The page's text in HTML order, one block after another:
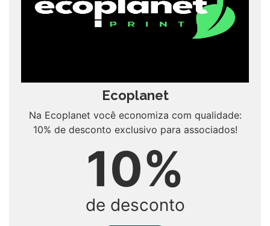
Ecoplanet
Na Ecoplanet você economiza com qualidade:
10% de desconto exclusivo para associados!
10%
de desconto